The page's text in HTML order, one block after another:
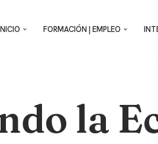
FORMACIÓN | EMPLEO
la